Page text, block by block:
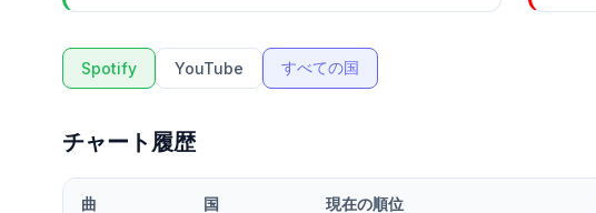
Spotify YouTube すべての国
チャート履歴
曲 国 現在の順位